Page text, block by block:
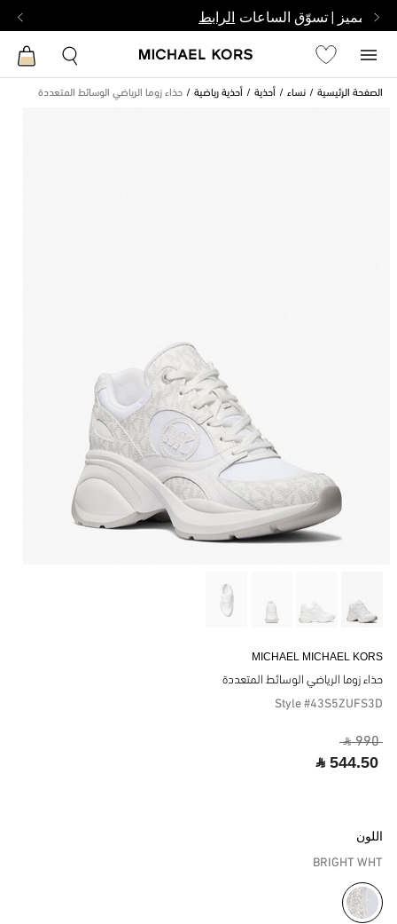
مميز | تسوّق الساعات الرابط
الصفحة الرئيسية نساء أحذية أحذية رياضية حذاء زوما الرياضي الوسائط المتعددة
MICHAEL MICHAEL KORS
حذاء زوما الرياضي الوسائط المتعددة
Style #43S5ZUFS3D
‎ ⃁ 990 ‎
‎ ⃁ 544.50 ‎
اللون
BRIGHT WHT
مختار